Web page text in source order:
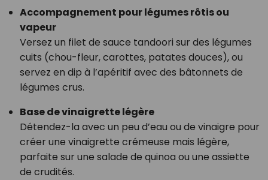
Accompagnement pour légumes rôtis ou
vapeur
Versez un filet de sauce tandoori sur des légumes
cuits (chou-fleur, carottes, patates douces), ou
servez en dip à l’apéritif avec des bâtonnets de
légumes crus.
Base de vinaigrette légère
Détendez-la avec un peu d’eau ou de vinaigre pour
créer une vinaigrette crémeuse mais légère,
parfaite sur une salade de quinoa ou une assiette
de crudités.